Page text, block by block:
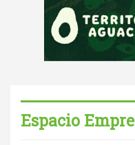
Espacio